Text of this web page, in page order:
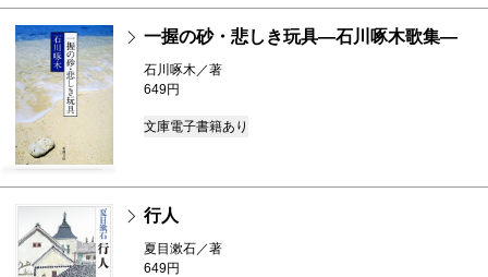
一握の砂・悲しき玩具―石川啄木歌集―
石川啄木／著
649円
文庫電子書籍あり
行人
夏目漱石／著
649円